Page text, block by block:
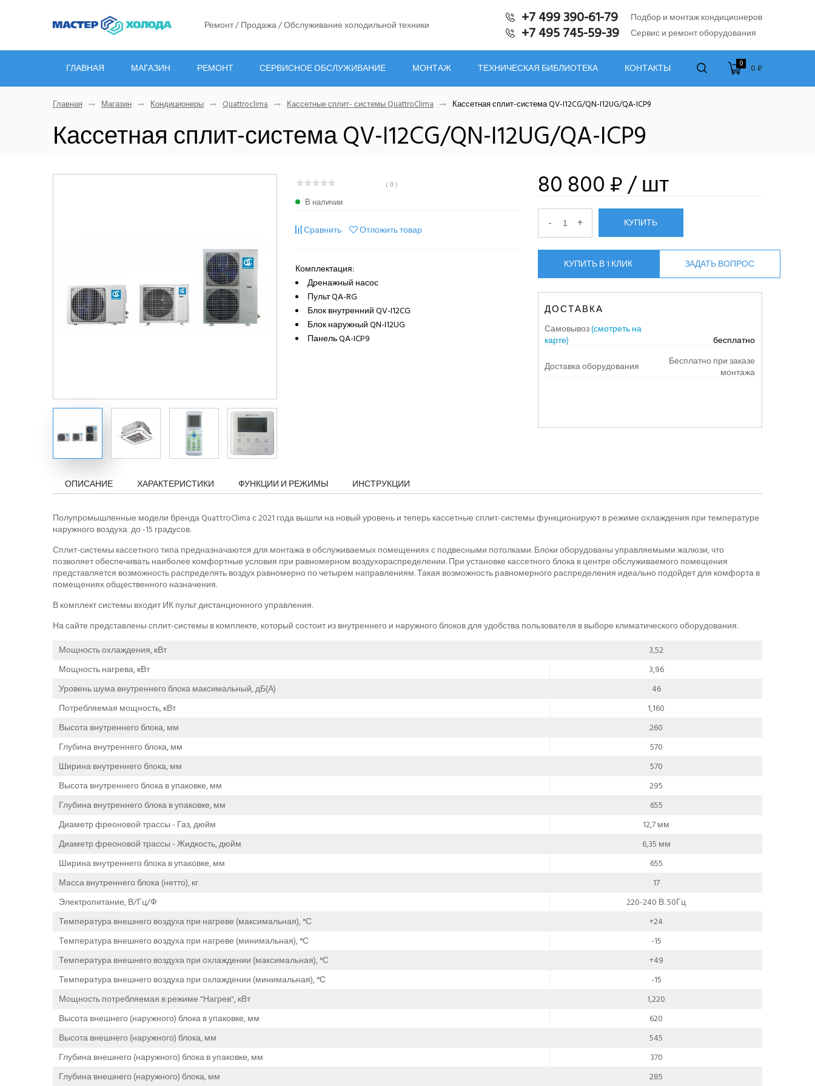
Ремонт / Продажа / Обслуживание холодильной техники +7 499 390-61-79 Подбор и монтаж кондиционеров
+7 495 745-59-39 Сервис и ремонт оборудования
ГЛАВНАЯ МАГАЗИН РЕМОНТ СЕРВИСНОЕ ОБСЛУЖИВАНИЕ МОНТАЖ ТЕХНИЧЕСКАЯ БИБЛИОТЕКА КОНТАКТЫ 0 0 ₽
Главная Магазин Кондиционеры Quattroclima Кассетные сплит- системы QuattroClima Кассетная сплит-система QV-I12CG/QN-I12UG/QA-ICP9
Кассетная сплит-система QV-I12CG/QN-I12UG/QA-ICP9
( 0 )
В наличии
Сравнить Отложить товар
Комплектация:
Дренажный насос
Пульт QA-RG
Блок внутренний QV-I12CG
Блок наружный QN-I12UG
Панель QA-ICP9
80 800 ₽/ шт
- + КУПИТЬ
КУПИТЬ В 1 КЛИК ЗАДАТЬ ВОПРОС
ДОСТАВКА
Самовывоз(смотреть на
карте)
бесплатно
Доставка оборудования
Бесплатно при заказе
монтажа
ОПИСАНИЕ ХАРАКТЕРИСТИКИ ФУНКЦИИ И РЕЖИМЫ ИНСТРУКЦИИ
Полупромышленные модели бренда QuattroClima с 2021 года вышли на новый уровень и теперь кассетные сплит-системы функционируют в режиме охлаждения при температуре
наружного воздуха до -15 градусов.
Сплит-системы кассетного типа предназначаются для монтажа в обслуживаемых помещениях с подвесными потолками. Блоки оборудованы управляемыми жалюзи, что
позволяет обеспечивать наиболее комфортные условия при равномерном воздухораспределении. При установке кассетного блока в центре обслуживаемого помещения
представляется возможность распределять воздух равномерно по четырем направлениям. Такая возможность равномерного распределения идеально подойдет для комфорта в
помещениях общественного назначения.
В комплект системы входит ИК пульт дистанционного управления.
На сайте представлены сплит-системы в комплекте, который состоит из внутреннего и наружного блоков для удобства пользователя в выборе климатического оборудования.
Мощность охлаждения, кВт
3,52
Мощность нагрева, кВт
3,96
Уровень шума внутреннего блока максимальный, дБ(А)
46
Потребляемая мощность, кВт
1,160
Высота внутреннего блока, мм
260
Глубина внутреннего блока, мм
570
Ширина внутреннего блока, мм
570
Высота внутреннего блока в упаковке, мм
295
Глубина внутреннего блока в упаковке, мм
655
Диаметр фреоновой трассы - Газ, дюйм
12,7 мм
Диаметр фреоновой трассы - Жидкость, дюйм
6,35 мм
Ширина внутреннего блока в упаковке, мм
655
Масса внутреннего блока (нетто), кг
17
Электропитание, В/Гц/Ф
220-240 В. 50Гц
Температура внешнего воздуха при нагреве (максимальная), °С
+24
Температура внешнего воздуха при нагреве (минимальная), °С
-15
Температура внешнего воздуха при охлаждении (максимальная), °С
+49
Температура внешнего воздуха при охлаждении (минимальная), °С
-15
Мощность потребляемая в режиме "Нагрев", кВт
1,220
Высота внешнего (наружного) блока в упаковке, мм
620
Высота внешнего (наружного) блока, мм
545
Глубина внешнего (наружного) блока в упаковке, мм
370
Глубина внешнего (наружного) блока, мм
285